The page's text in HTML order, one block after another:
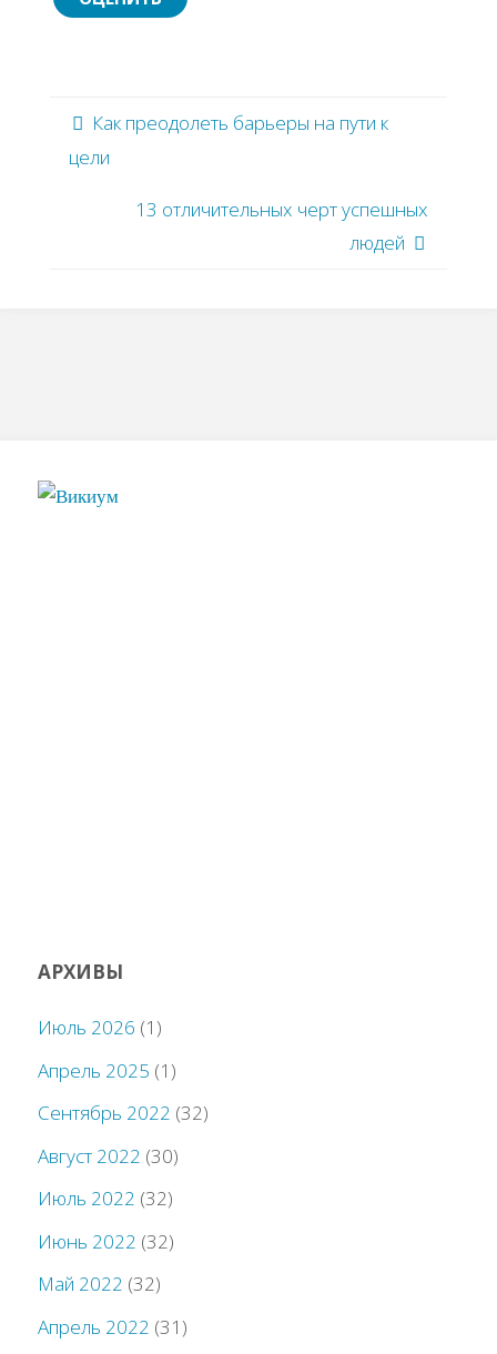
Как преодолеть барьеры на пути к
цели
13 отличительных черт успешных
людей
АРХИВЫ
Июль 2026 (1)
Апрель 2025 (1)
Сентябрь 2022 (32)
Август 2022 (30)
Июль 2022 (32)
Июнь 2022 (32)
Май 2022 (32)
Апрель 2022 (31)